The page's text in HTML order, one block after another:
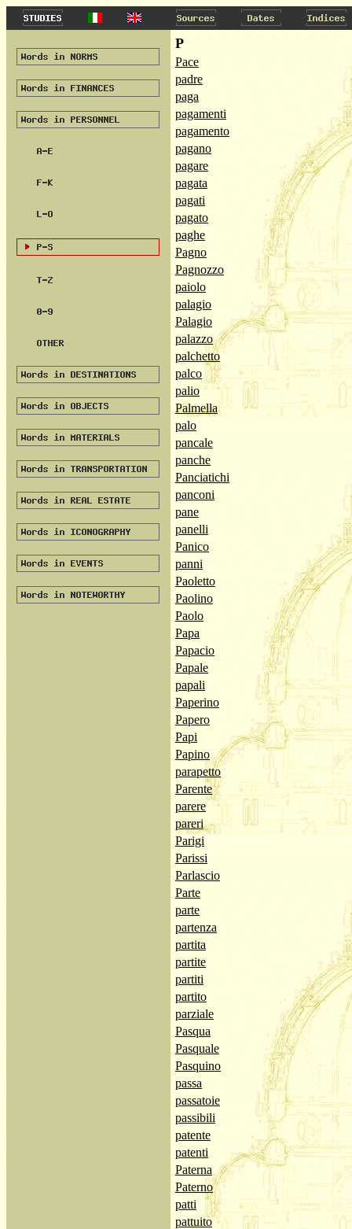
P
Pace
padre
paga
pagamenti
pagamento
pagano
pagare
pagata
pagati
pagato
paghe
Pagno
Pagnozzo
paiolo
palagio
Palagio
palazzo
palchetto
palco
palio
Palmella
palo
pancale
panche
Panciatichi
panconi
pane
panelli
Panico
panni
Paoletto
Paolino
Paolo
Papa
Papacio
Papale
papali
Paperino
Papero
Papi
Papino
parapetto
Parente
parere
pareri
Parigi
Parissi
Parlascio
Parte
parte
partenza
partita
partite
partiti
partito
parziale
Pasqua
Pasquale
Pasquino
passa
passatoie
passibili
patente
patenti
Paterna
Paterno
patti
pattuito